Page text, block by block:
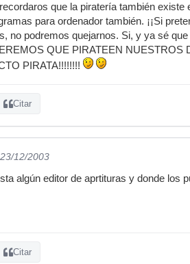
que la piratería también
para ordenador también. ¡¡Si
no podremos quejarnos. Si, y ya sé
QUE PIRATEEN
PIRATA!!!!!!!!
Citar
12/2003
algún editor de aprtituras y donde
Citar